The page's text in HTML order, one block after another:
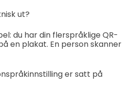
ut?
du har din flerspråklige QR-
en plakat. En person skanner
er satt på